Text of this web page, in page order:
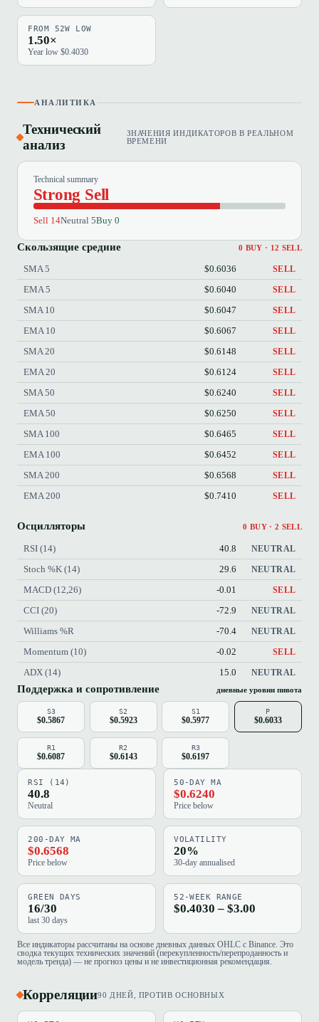
FROM 52W LOW
1.50×
Year low $0.4030
АНАЛИТИКА
Технический
анализ
ЗНАЧЕНИЯ ИНДИКАТОРОВ В РЕАЛЬНОМ
ВРЕМЕНИ
Technical summary
Strong Sell
Sell 14Neutral 5Buy 0
Скользящие средние 0 BUY · 12 SELL
SMA 5 $0.6036 SELL
EMA 5 $0.6040 SELL
SMA 10 $0.6047 SELL
EMA 10 $0.6067 SELL
SMA 20 $0.6148 SELL
EMA 20 $0.6124 SELL
SMA 50 $0.6240 SELL
EMA 50 $0.6250 SELL
SMA 100 $0.6465 SELL
EMA 100 $0.6452 SELL
SMA 200 $0.6568 SELL
EMA 200 $0.7410 SELL
Осцилляторы 0 BUY · 2 SELL
RSI (14) 40.8 NEUTRAL
Stoch %K (14) 29.6 NEUTRAL
MACD (12,26) -0.01 SELL
CCI (20) -72.9 NEUTRAL
Williams %R -70.4 NEUTRAL
Momentum (10) -0.02 SELL
ADX (14) 15.0 NEUTRAL
Поддержка и сопротивление дневные уровни пивота
S3
$0.5867
S2
$0.5923
S1
$0.5977
P
$0.6033
R1
$0.6087
R2
$0.6143
R3
$0.6197
RSI (14)
40.8
Neutral
50-DAY MA
$0.6240
Price below
200-DAY MA
$0.6568
Price below
VOLATILITY
20%
30-day annualised
GREEN DAYS
16/30
last 30 days
52-WEEK RANGE
$0.4030 – $3.00
Все индикаторы рассчитаны на основе дневных данных OHLC с Binance. Это
сводка текущих технических значений (перекупленность/перепроданность и
модель тренда) — не прогноз цены и не инвестиционная рекомендация.
Корреляции90 ДНЕЙ, ПРОТИВ ОСНОВНЫХ